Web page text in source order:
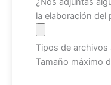
la elaboración del
Tipos de
Tamaño máximo